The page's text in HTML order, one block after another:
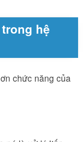
hệ
chức năng của